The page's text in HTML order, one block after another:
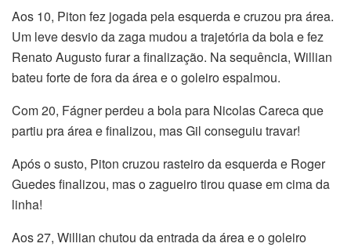
Aos 10, Piton fez jogada pela esquerda e cruzou pra área.
Um leve desvio da zaga mudou a trajetória da bola e fez
Renato Augusto furar a finalização. Na sequência, Willian
bateu forte de fora da área e o goleiro espalmou.
Com 20, Fágner perdeu a bola para Nicolas Careca que
partiu pra área e finalizou, mas Gil conseguiu travar!
Após o susto, Piton cruzou rasteiro da esquerda e Roger
Guedes finalizou, mas o zagueiro tirou quase em cima da
linha!
Aos 27, Willian chutou da entrada da área e o goleiro